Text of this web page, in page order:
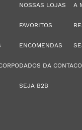
NOSSAS LOJAS
FAVORITOS
ENCOMENDAS
DADOS DA CONTA
SEJA B2B
A